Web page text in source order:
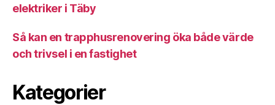
elektriker i Täby
Så kan en trapphusrenovering öka både värde
och trivsel i en fastighet
Kategorier